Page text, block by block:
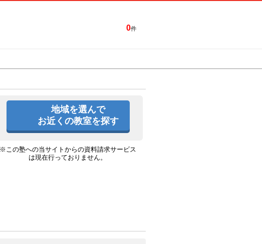
0件
地域を選んで
お近くの教室を探す
※この塾への当サイトからの資料請求サービス
は現在行っておりません。